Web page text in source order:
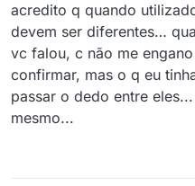
acredito q quando
devem ser diferentes…
vc falou, c não me
confirmar, mas o q eu
passar o dedo entre
mesmo...